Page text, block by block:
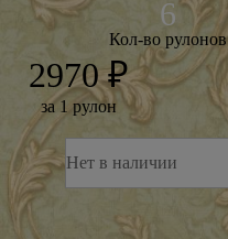
Кол-во рулонов
2970 ₽
за 1 рулон
Нет в наличии